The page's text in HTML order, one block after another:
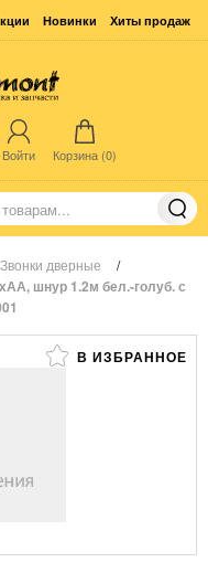
Новинки Хиты продаж
Войти Корзина (0)
Звонки дверные /
шнур 1.2м бел.-голуб. с
В ИЗБРАННОЕ